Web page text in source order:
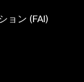
ョン (FAI)